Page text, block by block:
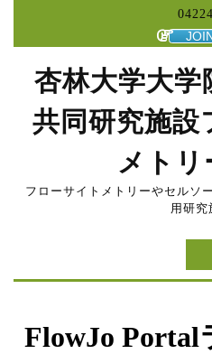
テ
杏林大学大学
共同研究施設
メトリ
フローサイトメトリーやセルソ
用研究
FlowJo Portal